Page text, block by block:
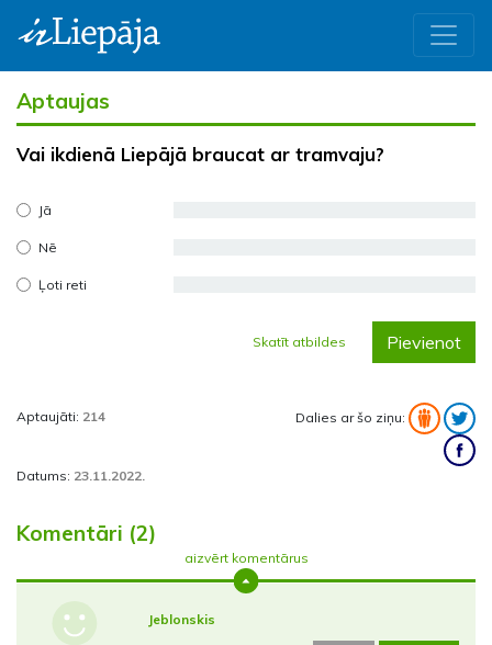
Aptaujas
Vai ikdienā Liepājā braucat ar tramvaju?
Jā
Nē
Ļoti reti
Skatīt atbildes Pievienot
Aptaujāti: 214 Dalies ar šo ziņu:
Datums: 23.11.2022.
Komentāri (2)
aizvērt komentārus
Jeblonskis